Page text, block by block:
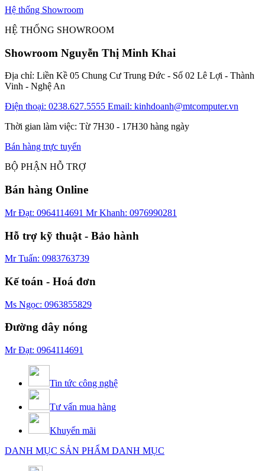
Hệ thống Showroom
HỆ THỐNG SHOWROOM
Showroom Nguyễn Thị Minh Khai
Địa chỉ: Liền Kề 05 Chung Cư Trung Đức - Số 02 Lê Lợi - Thành
Vinh - Nghệ An
Điện thoại: 0238.627.5555 Email: kinhdoanh@mtcomputer.vn
Thời gian làm việc: Từ 7H30 - 17H30 hàng ngày
Bán hàng trực tuyến
BỘ PHẬN HỖ TRỢ
Bán hàng Online
Mr Đạt: 0964114691 Mr Khanh: 0976990281
Hỗ trợ kỹ thuật - Bảo hành
Mr Tuấn: 0983763739
Kế toán - Hoá đơn
Ms Ngọc: 0963855829
Đường dây nóng
Mr Đạt: 0964114691
Tin tức công nghệ
Tư vấn mua hàng
Khuyến mãi
DANH MỤC SẢN PHẨM DANH MỤC